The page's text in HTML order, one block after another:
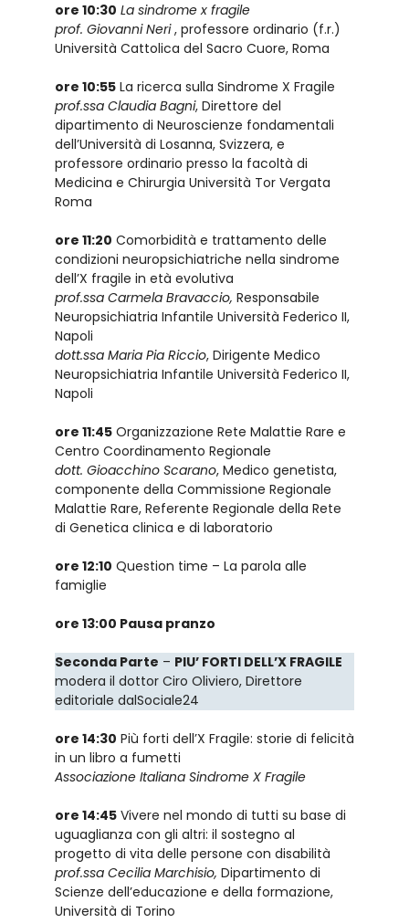
ore 10:30 La sindrome x fragile
prof. Giovanni Neri, professore ordinario (f.r.)
Università Cattolica del Sacro Cuore, Roma
ore 10:55 La ricerca sulla Sindrome X Fragile
prof.ssa Claudia Bagni, Direttore del
dipartimento di Neuroscienze fondamentali
dell’Università di Losanna, Svizzera, e
professore ordinario presso la facoltà di
Medicina e Chirurgia Università Tor Vergata
Roma
ore 11:20 Comorbidità e trattamento delle
condizioni neuropsichiatriche nella sindrome
dell’X fragile in età evolutiva
prof.ssa Carmela Bravaccio, Responsabile
Neuropsichiatria Infantile Università Federico II,
Napoli
dott.ssa Maria Pia Riccio, Dirigente Medico
Neuropsichiatria Infantile Università Federico II,
Napoli
ore 11:45 Organizzazione Rete Malattie Rare e
Centro Coordinamento Regionale
dott. Gioacchino Scarano, Medico genetista,
componente della Commissione Regionale
Malattie Rare, Referente Regionale della Rete
di Genetica clinica e di laboratorio
ore 12:10 Question time – La parola alle
famiglie
ore 13:00 Pausa pranzo
Seconda Parte – PIU’ FORTI DELL’X FRAGILE
modera il dottor Ciro Oliviero, Direttore
editoriale dalSociale24
ore 14:30 Più forti dell’X Fragile: storie di felicità
in un libro a fumetti
Associazione Italiana Sindrome X Fragile
ore 14:45 Vivere nel mondo di tutti su base di
uguaglianza con gli altri: il sostegno al
progetto di vita delle persone con disabilità
prof.ssa Cecilia Marchisio, Dipartimento di
Scienze dell’educazione e della formazione,
Università di Torino